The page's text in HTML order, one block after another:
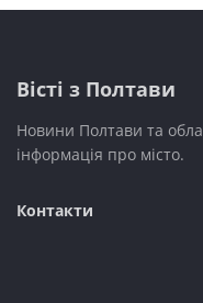
Вісті з Полтави
Новини Полтави та
інформація про місто.
Контакти